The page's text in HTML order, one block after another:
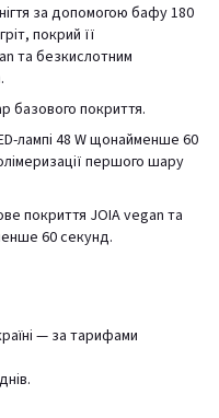
за допомогою бафу 180
покрий її
та безкислотним
базового покриття.
лампі 48 W щонайменше 60
першого шару
покриття JOIA vegan та
60 секунд.
— за тарифами